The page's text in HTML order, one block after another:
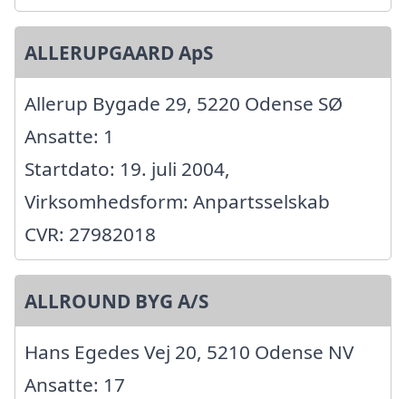
ALLERUPGAARD ApS
Allerup Bygade 29, 5220 Odense SØ
Ansatte: 1
Startdato: 19. juli 2004,
Virksomhedsform: Anpartsselskab
CVR: 27982018
ALLROUND BYG A/S
Hans Egedes Vej 20, 5210 Odense NV
Ansatte: 17